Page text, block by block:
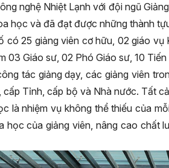
nghệ Nhiệt Lạnh với đội ngũ
học và đã đạt được những thành
có 25 giảng viên cơ hữu, 02 giáo
03 Giáo sư, 02 Phó Giáo sư, 10
tác giảng dạy, các giảng viên
cấp Tỉnh, cấp bộ và Nhà nước. Tất
là nhiệm vụ không thể thiếu của
học của giảng viên, nâng cao chất